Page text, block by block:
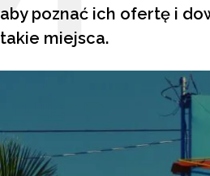
aby poznać ich ofertę i
takie miejsca.